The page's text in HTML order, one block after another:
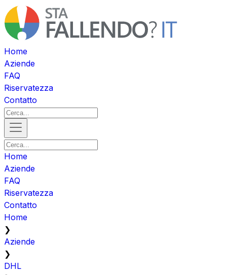
Home
Aziende
FAQ
Riservatezza
Contatto
Home
Aziende
FAQ
Riservatezza
Contatto
Home
❯
Aziende
❯
DHL